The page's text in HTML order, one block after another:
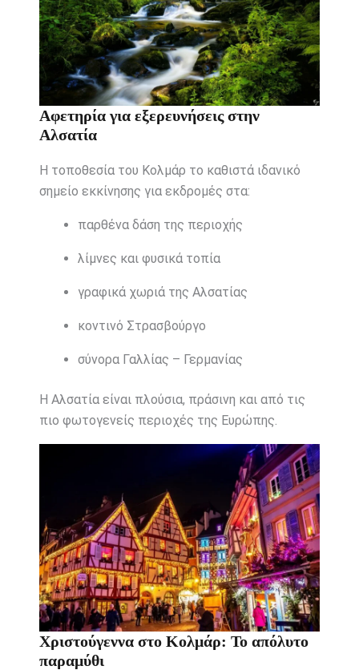
Αφετηρία για εξερευνήσεις στην
Αλσατία
Η τοποθεσία του Κολμάρ το καθιστά ιδανικό
σημείο εκκίνησης για εκδρομές στα:
παρθένα δάση της περιοχής
λίμνες και φυσικά τοπία
γραφικά χωριά της Αλσατίας
κοντινό Στρασβούργο
σύνορα Γαλλίας – Γερμανίας
Η Αλσατία είναι πλούσια, πράσινη και από τις
πιο φωτογενείς περιοχές της Ευρώπης.
Χριστούγεννα στο Κολμάρ: Το απόλυτο
παραμύθι